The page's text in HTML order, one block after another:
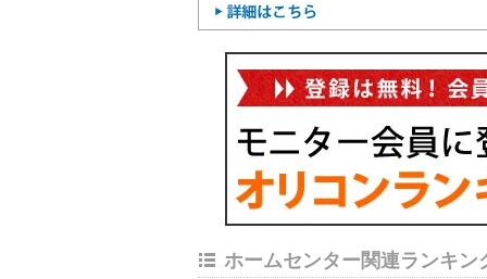
ホームセンター関連ランキン